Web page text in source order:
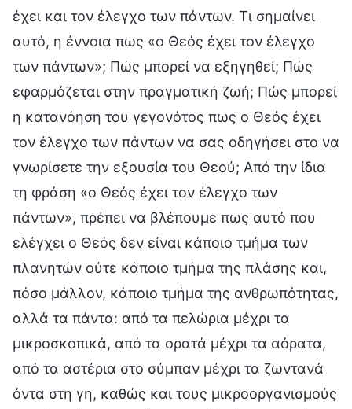
έχει και τον έλεγχο των πάντων. Τι σημαίνει
αυτό, η έννοια πως «ο Θεός έχει τον έλεγχο
των πάντων»; Πώς μπορεί να εξηγηθεί; Πώς
εφαρμόζεται στην πραγματική ζωή; Πώς μπορεί
η κατανόηση του γεγονότος πως ο Θεός έχει
τον έλεγχο των πάντων να σας οδηγήσει στο να
γνωρίσετε την εξουσία του Θεού; Από την ίδια
τη φράση «ο Θεός έχει τον έλεγχο των
πάντων», πρέπει να βλέπουμε πως αυτό που
ελέγχει ο Θεός δεν είναι κάποιο τμήμα των
πλανητών ούτε κάποιο τμήμα της πλάσης και,
πόσο μάλλον, κάποιο τμήμα της ανθρωπότητας,
αλλά τα πάντα: από τα πελώρια μέχρι τα
μικροσκοπικά, από τα ορατά μέχρι τα αόρατα,
από τα αστέρια στο σύμπαν μέχρι τα ζωντανά
όντα στη γη, καθώς και τους μικροοργανισμούς